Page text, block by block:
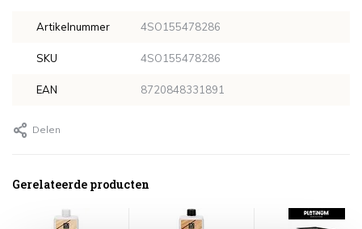
Artikelnummer 4SO155478286
SKU 4SO155478286
EAN 8720848331891
Delen
Gerelateerde producten